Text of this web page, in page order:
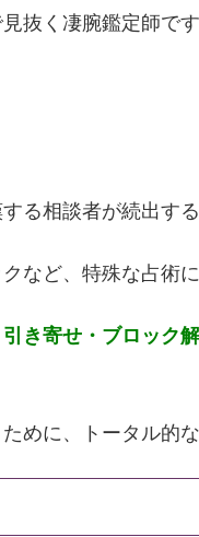
抜く凄腕鑑定師です
る相談者が続出する
など、特殊な占術
き寄せ・ブロック
めに、トータル的